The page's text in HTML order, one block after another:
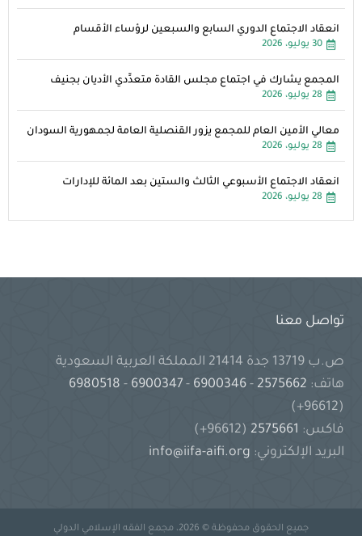
انعقاد الاجتماع الدوري السابع والسبعين لرؤساء الأقسام
30 يوليو، 2026
المجمع يشارك في اجتماع مجلس القادة متعدِّدي الأديان بجنيف
28 يوليو، 2026
معالي الأمين العام للمجمع يزور القنصلية العامة لجمهورية السودان
28 يوليو، 2026
انعقاد الاجتماع الأسبوعي الثالث والستين بعد المائة للإدارات
28 يوليو، 2026
تواصل معنا
ص.ب 13719 جدة 21414 المملكة العربية السعودية
هاتف:
-
6900346
-
6900347
-
(96612+)
فاكس:
(96612+)
البريد الإلكتروني: info@iifa-aifi.org
جميع الحقوق محفوظة © 2026، مجمع الفقه الإسلامي الدولي